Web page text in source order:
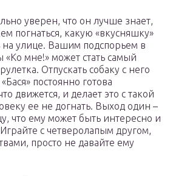
уверен, что он лучше знает,
погнаться, какую «вкусняшку»
на улице. Вашим подспорьем в
«Ко мне!» может стать самый
Отпускать собаку с него
постоянно готова
движется, и делает это с такой
ее не догнать. Выход один –
что ему может быть интересно и
с четверолапым другом,
просто не давайте ему